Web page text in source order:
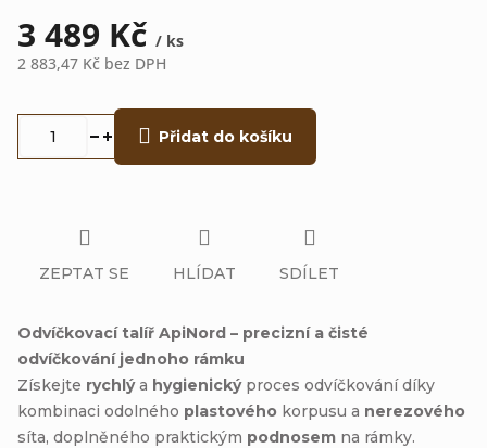
3 489 Kč / ks
2 883,47 Kč bez DPH
Přidat do košíku
Odvíčkovací talíř ApiNord – precizní a čisté
odvíčkování jednoho rámku
Získejte rychlýa hygienickýproces odvíčkování díky
kombinaci odolného plastového korpusu a nerezového
síta, doplněného praktickým podnosem na rámky.
ZEPTAT SE HLÍDAT SDÍLET